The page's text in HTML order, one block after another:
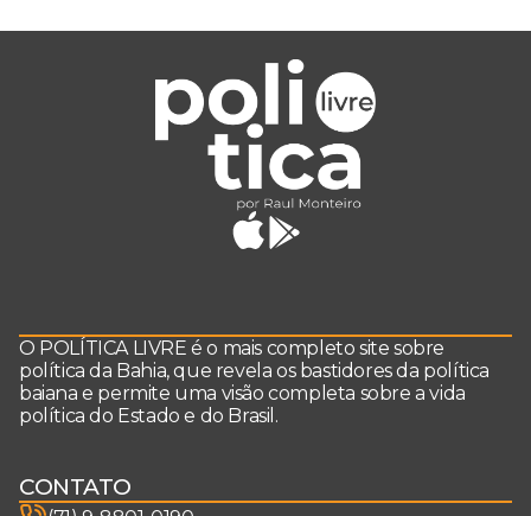
O POLÍTICA LIVRE é o mais completo site sobre
política da Bahia, que revela os bastidores da política
baiana e permite uma visão completa sobre a vida
política do Estado e do Brasil.
CONTATO